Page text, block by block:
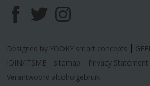
F
a
c
T
w
i
I
n
s
Designed by YOOKY smart concepts
IDIN/ITSME
sitemap Privacy Statement
Verantwoord alcoholgebruik